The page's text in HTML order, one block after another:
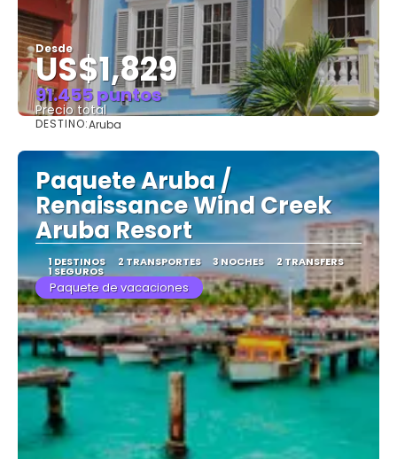
Desde
US$1,829
91.455 puntos
Precio total
DESTINO:Aruba
Paquete Aruba /
Renaissance Wind Creek
Aruba Resort
1 DESTINOS 2 TRANSPORTES 3 NOCHES 2 TRANSFERS
1 SEGUROS
Paquete de vacaciones